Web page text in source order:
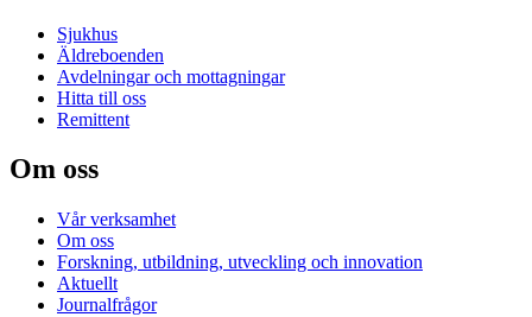
Sjukhus
Äldreboenden
Avdelningar och mottagningar
Hitta till oss
Remittent
Om oss
Vår verksamhet
Om oss
Forskning, utbildning, utveckling och innovation
Aktuellt
Journalfrågor